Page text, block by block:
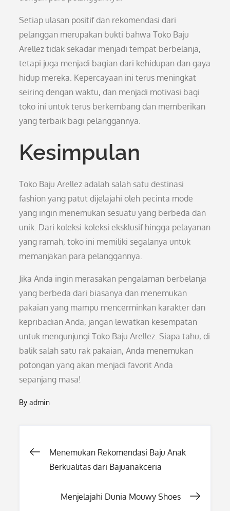
Setiap ulasan positif dan rekomendasi dari
pelanggan merupakan bukti bahwa Toko Baju
Arellez tidak sekadar menjadi tempat berbelanja,
tetapi juga menjadi bagian dari kehidupan dan gaya
hidup mereka. Kepercayaan ini terus meningkat
seiring dengan waktu, dan menjadi motivasi bagi
toko ini untuk terus berkembang dan memberikan
yang terbaik bagi pelanggannya.
Kesimpulan
Toko Baju Arellez adalah salah satu destinasi
fashion yang patut dijelajahi oleh pecinta mode
yang ingin menemukan sesuatu yang berbeda dan
unik. Dari koleksi-koleksi eksklusif hingga pelayanan
yang ramah, toko ini memiliki segalanya untuk
memanjakan para pelanggannya.
Jika Anda ingin merasakan pengalaman berbelanja
yang berbeda dari biasanya dan menemukan
pakaian yang mampu mencerminkan karakter dan
kepribadian Anda, jangan lewatkan kesempatan
untuk mengunjungi Toko Baju Arellez. Siapa tahu, di
balik salah satu rak pakaian, Anda menemukan
potongan yang akan menjadi favorit Anda
sepanjang masa!
Byadmin
Post
Menemukan Rekomendasi Baju Anak
Berkualitas dari Bajuanakceria
Menjelajahi Dunia Mouwy Shoes